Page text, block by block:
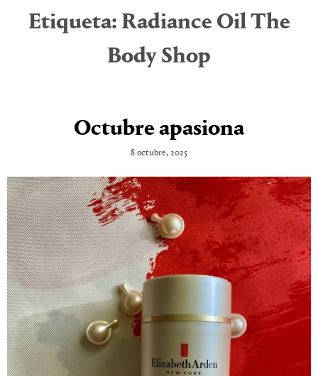
Etiqueta: Radiance Oil The
Body Shop
Octubre apasiona
8 octubre, 2025